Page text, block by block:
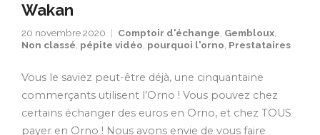
Wakan
20 novembre 2020 Comptoir d'échange Gembloux
Non classé pépite vidéo pourquoi l'orno Prestataires
Vous le saviez peut-être déjà, une cinquantaine
commerçants utilisent l’Orno ! Vous pouvez chez
certains échanger des euros en Orno, et chez TOUS
payer en Orno ! Nous avons envie de vous faire